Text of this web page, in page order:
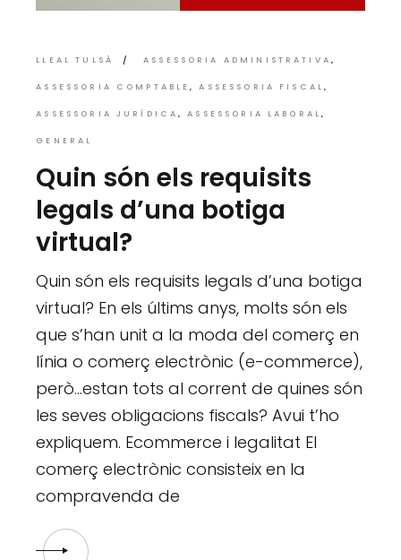
LLEAL TULSÀ ASSESSORIA ADMINISTRATIVA
ASSESSORIA COMPTABLE ASSESSORIA FISCAL
ASSESSORIA JURÍDICA ASSESSORIA LABORAL
GENERAL
Quin són els requisits
legals d’una botiga
virtual?
Quin són els requisits legals d’una botiga
virtual? En els últims anys, molts són els
que s’han unit a la moda del comerç en
línia o comerç electrònic (e-commerce),
però…estan tots al corrent de quines són
les seves obligacions fiscals? Avui t’ho
expliquem. Ecommerce i legalitat El
comerç electrònic consisteix en la
compravenda de